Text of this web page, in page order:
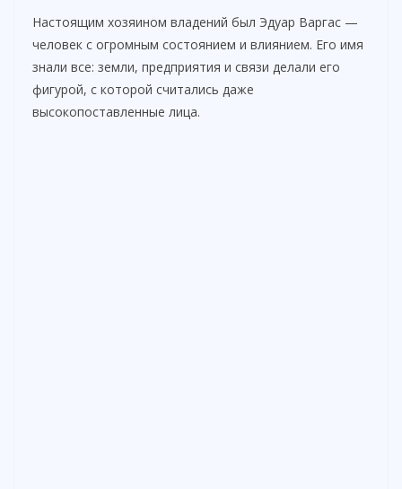
Настоящим хозяином владений был Эдуар Варгас —
человек с огромным состоянием и влиянием. Его имя
знали все: земли, предприятия и связи делали его
фигурой, с которой считались даже
высокопоставленные лица.